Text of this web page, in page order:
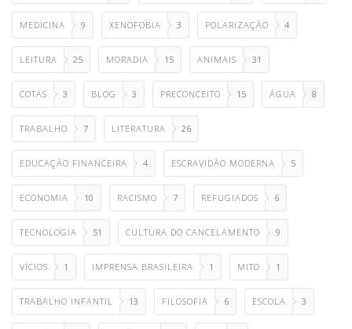
MEDICINA 9 XENOFOBIA 3 POLARIZAÇÃO 4
LEITURA 25 MORADIA 15 ANIMAIS 31
COTAS 3 BLOG 3 PRECONCEITO 15 ÁGUA 8
TRABALHO 7 LITERATURA 26
EDUCAÇÃO FINANCEIRA 4 ESCRAVIDÃO MODERNA 5
ECONOMIA 10 RACISMO 7 REFUGIADOS 6
TECNOLOGIA 51 CULTURA DO CANCELAMENTO 9
VÍCIOS 1 IMPRENSA BRASILEIRA 1 MITO 1
TRABALHO INFANTIL 13 FILOSOFIA 6 ESCOLA 3